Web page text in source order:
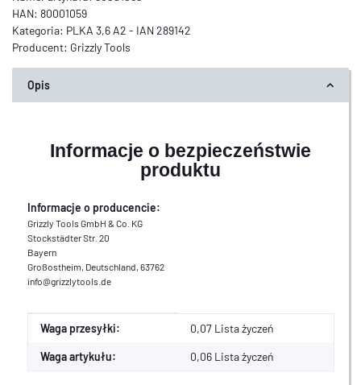
HAN: 80001059
Kategoria: PLKA 3,6 A2 - IAN 289142
Producent: Grizzly Tools
Opis
Informacje o bezpieczeństwie
produktu
Informacje o producencie:
Grizzly Tools GmbH & Co. KG
Stockstädter Str. 20
Bayern
Großostheim, Deutschland, 63762
info@grizzlytools.de
Cecha produktu
Wartość
Waga przesyłki: 0,07 Lista życzeń
Waga artykułu: 0,06 Lista życzeń